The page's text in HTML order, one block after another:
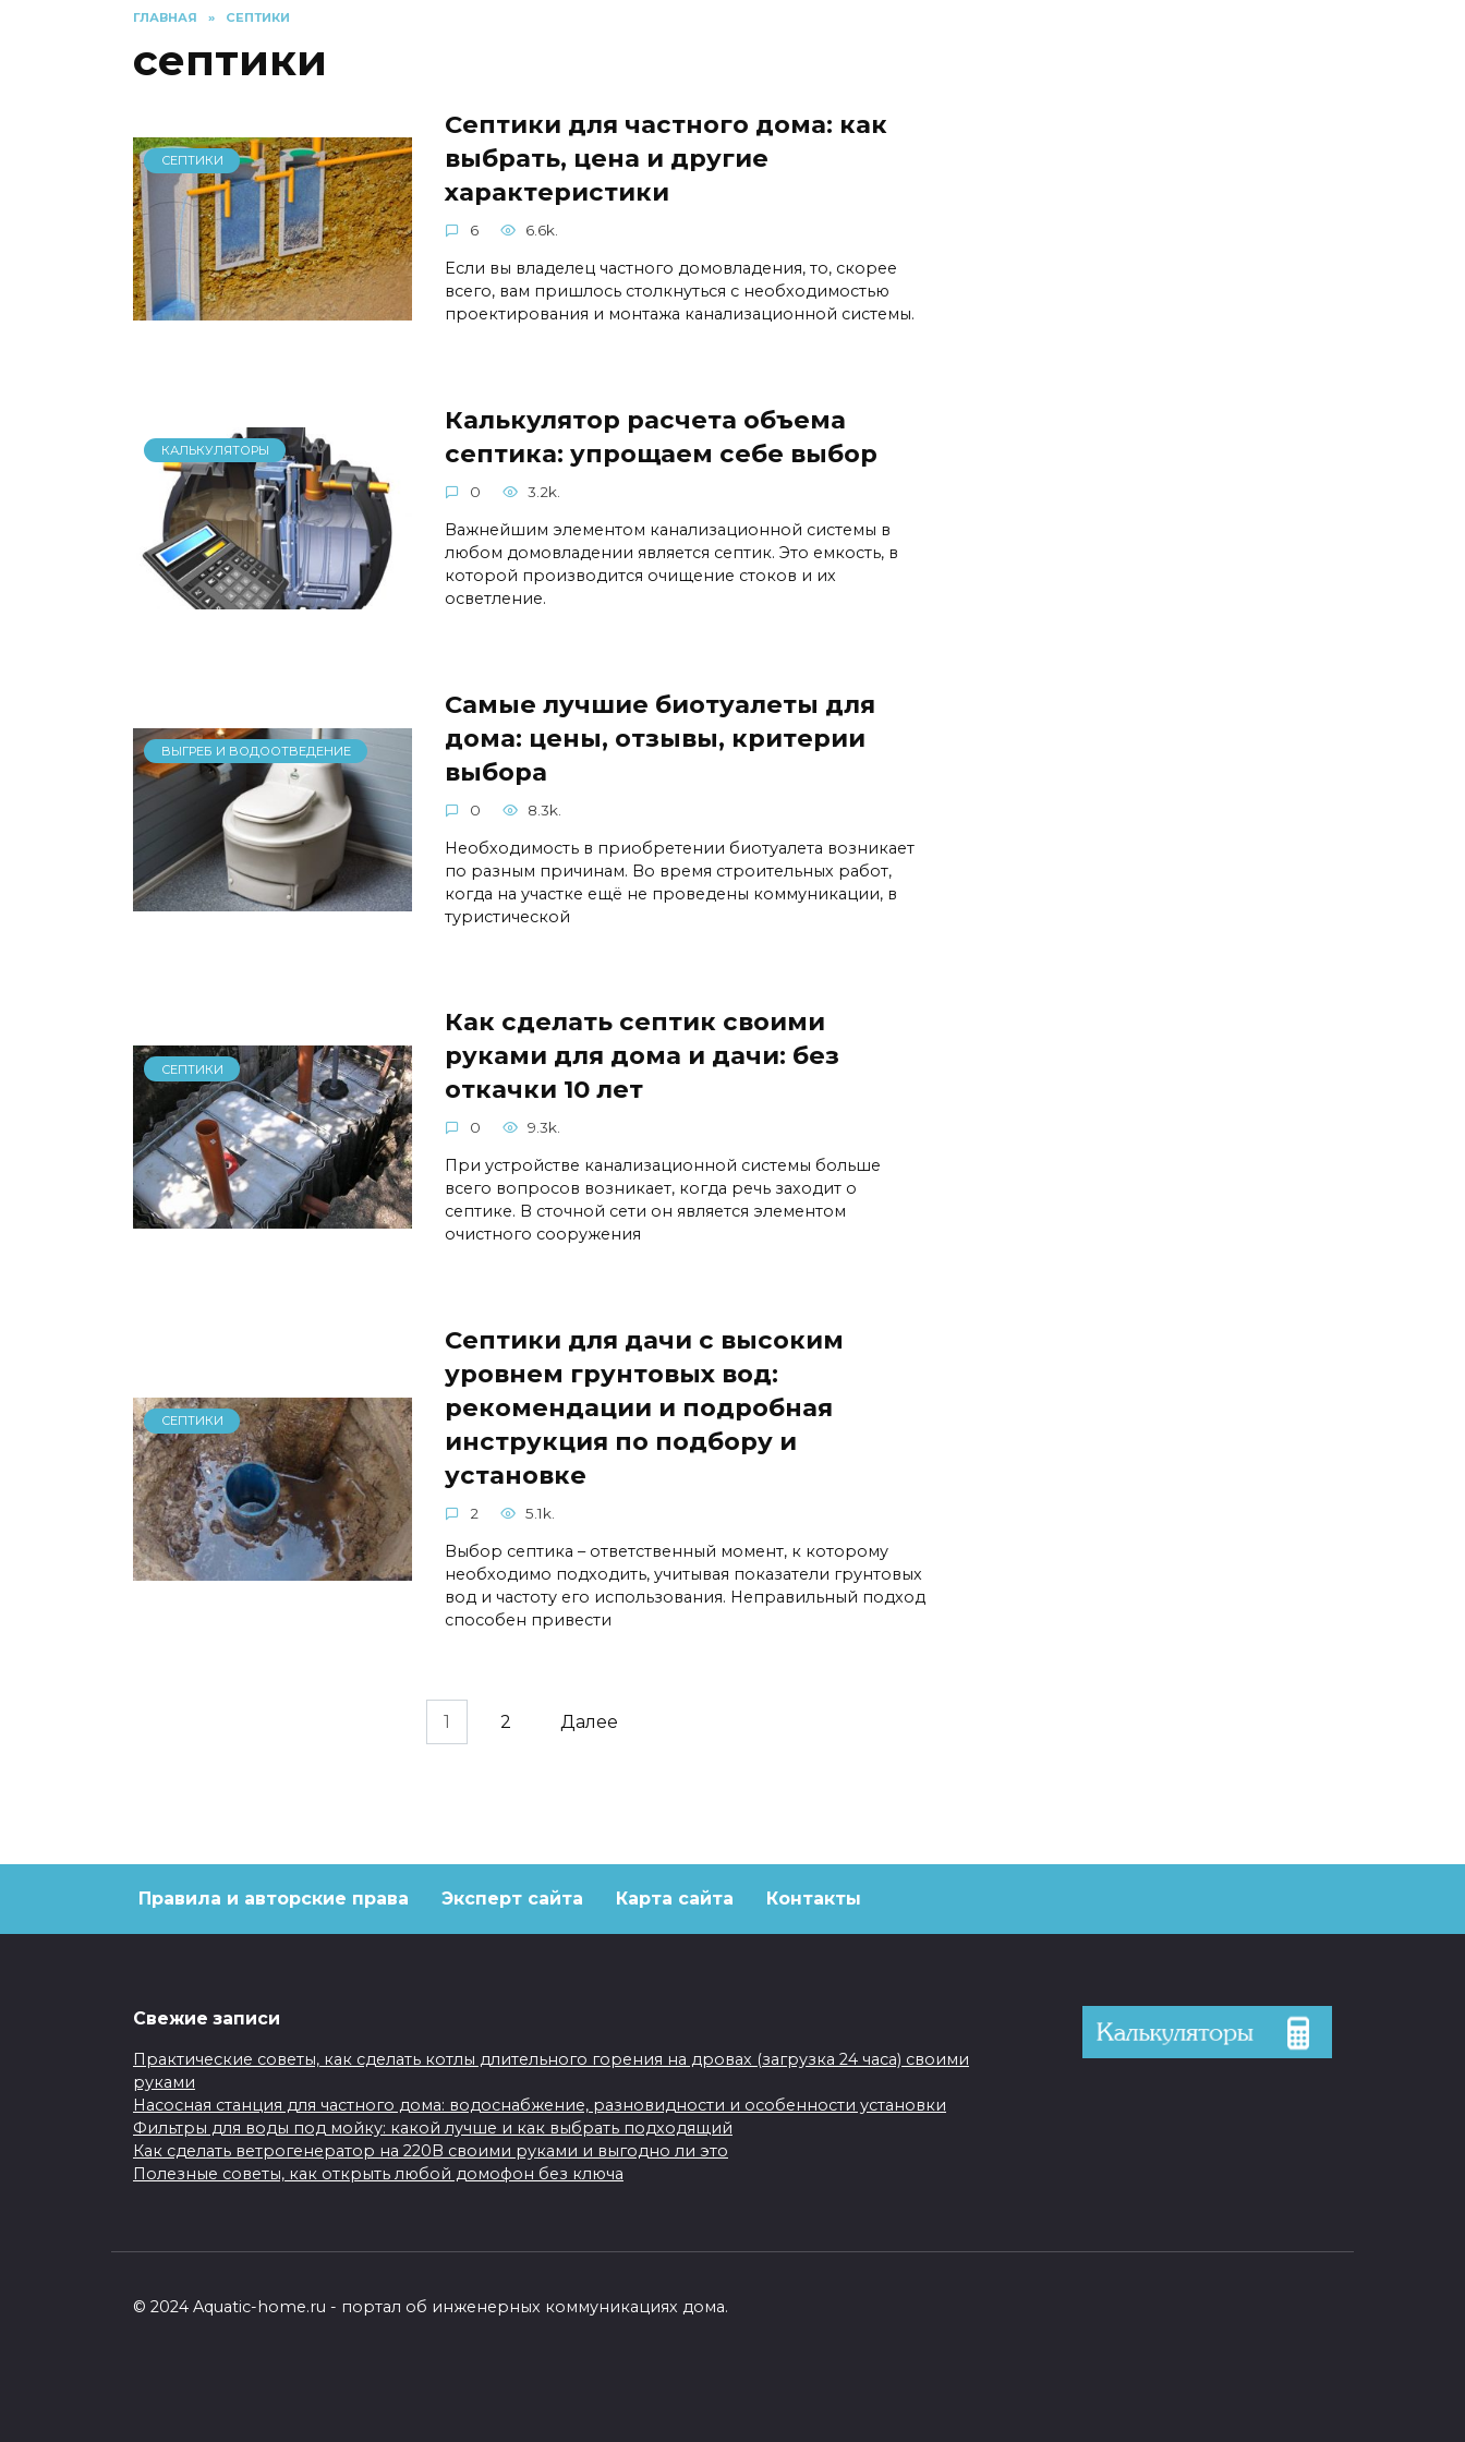
ГЛАВНАЯ » СЕПТИКИ
септики
СЕПТИКИ
Септики для частного дома: как
выбрать, цена и другие
характеристики
6 6.6k.
Если вы владелец частного домовладения, то, скорее
всего, вам пришлось столкнуться с необходимостью
проектирования и монтажа канализационной системы.
КАЛЬКУЛЯТОРЫ
Калькулятор расчета объема
септика: упрощаем себе выбор
0 3.2k.
Важнейшим элементом канализационной системы в
любом домовладении является септик. Это емкость, в
которой производится очищение стоков и их
осветление.
ВЫГРЕБ И ВОДООТВЕДЕНИЕ
Самые лучшие биотуалеты для
дома: цены, отзывы, критерии
выбора
0 8.3k.
Необходимость в приобретении биотуалета возникает
по разным причинам. Во время строительных работ,
когда на участке ещё не проведены коммуникации, в
туристической
СЕПТИКИ
Как сделать септик своими
руками для дома и дачи: без
откачки 10 лет
0 9.3k.
При устройстве канализационной системы больше
всего вопросов возникает, когда речь заходит о
септике. В сточной сети он является элементом
очистного сооружения
СЕПТИКИ
Септики для дачи с высоким
уровнем грунтовых вод:
рекомендации и подробная
инструкция по подбору и
установке
2 5.1k.
Выбор септика – ответственный момент, к которому
необходимо подходить, учитывая показатели грунтовых
вод и частоту его использования. Неправильный подход
способен привести
1 2 Далее
Правила и авторские права Эксперт сайта Карта сайта Контакты
Свежие записи
Практические советы, как сделать котлы длительного горения на дровах (загрузка 24 часа) своими
руками
Насосная станция для частного дома: водоснабжение, разновидности и особенности установки
Фильтры для воды под мойку: какой лучше и как выбрать подходящий
Как сделать ветрогенератор на 220В своими руками и выгодно ли это
Полезные советы, как открыть любой домофон без ключа
© 2024 Aquatic-home.ru - портал об инженерных коммуникациях дома.